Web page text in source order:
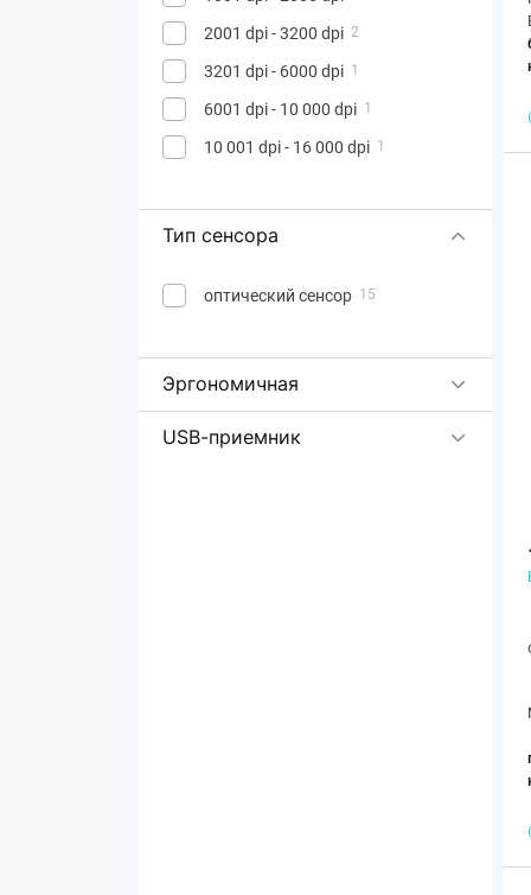
Sandberg 1
SPEED LINK 2
SteelSeries 16
Trust 62
VGN
Xiaomi 8
Xtrike Me 14
12
2001 dpi - 3200 dpi 2
3201 dpi - 6000 dpi 1
6001 dpi - 10 000 dpi 1
10 001 dpi - 16 000 dpi 1
Тип сенсора
оптический сенсор 15
Эргономичная
USB-приемник